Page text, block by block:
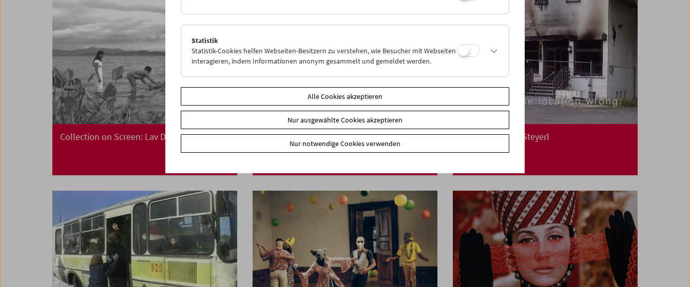
Collection on Screen: Lav Diaz – Teil 5
Buchpräsentation und Film
Annette Michelson.Euphorie des Erkennens.
Denken in Filmen und anderes
In person: Hito Steyerl
Statistik
Statistik-Cookies helfen Webseiten-Besitzern zu verstehen, wie Besucher mit Webseiten
interagieren, indem Informationen anonym gesammelt und gemeldet werden.
Alle Cookies akzeptieren
Nur ausgewählte Cookies akzeptieren
Nur notwendige Cookies verwenden